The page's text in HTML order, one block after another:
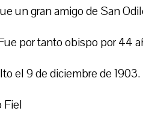
un gran amigo de San
por tanto obispo por 44
el 9 de diciembre de 1903.
Fiel